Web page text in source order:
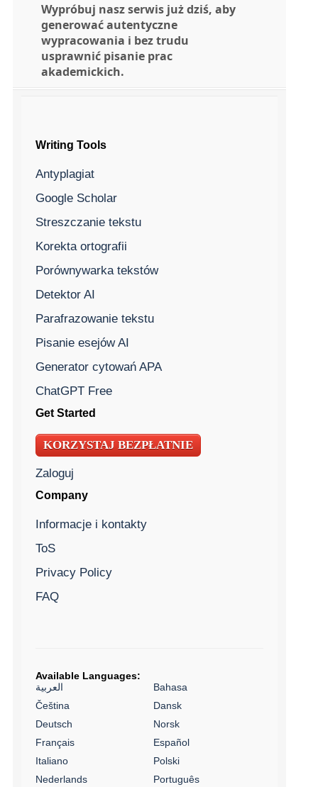
Wypróbuj nasz serwis już dziś, aby
generować autentyczne
wypracowania i bez trudu
usprawnić pisanie prac
akademickich.
Writing Tools
Antyplagiat
Google Scholar
Streszczanie tekstu
Korekta ortografii
Porównywarka tekstów
Detektor AI
Parafrazowanie tekstu
Pisanie esejów AI
Generator cytowań APA
ChatGPT Free
Get Started
KORZYSTAJ BEZPŁATNIE
Zaloguj
Company
Informacje i kontakty
ToS
Privacy Policy
FAQ
Available Languages:
العربية
Bahasa
Čeština
Dansk
Deutsch
Norsk
Français
Español
Italiano
Polski
Nederlands
Português